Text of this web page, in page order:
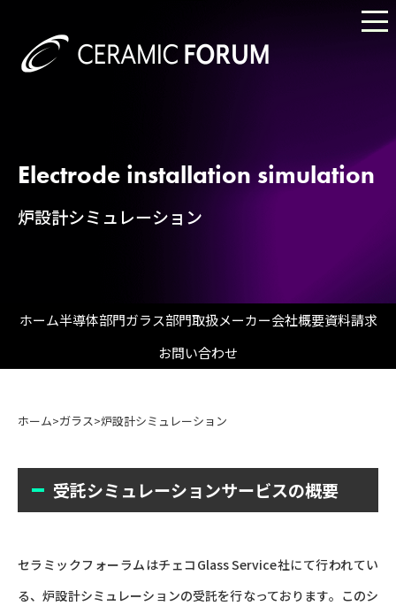
Electrode installation simulation
炉設計シミュレーション
ホーム半導体部門ガラス部門取扱メーカー会社概要資料請求
お問い合わせ
ホーム>ガラス>炉設計シミュレーション
受託シミュレーションサービスの概要
セラミックフォーラムはチェコGlass Service社にて行われてい
る、炉設計シミュレーションの受託を行なっております。このシ